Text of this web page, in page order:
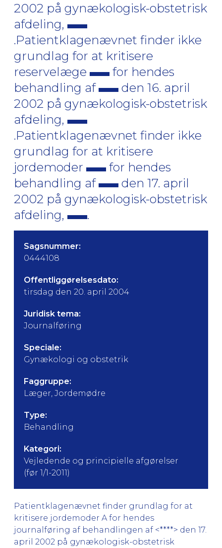
2002 på gynækologisk-obstetrisk
afdeling,
.Patientklagenævnet finder ikke
grundlag for at kritisere
reservelæge
for hendes
behandling af
den 16. april
2002 på gynækologisk-obstetrisk
afdeling,
.Patientklagenævnet finder ikke
grundlag for at kritisere
jordemoder
for hendes
behandling af
den 17. april
2002 på gynækologisk-obstetrisk
afdeling,
.
Sagsnummer:
0444108
Offentliggørelsesdato:
tirsdag den 20. april 2004
Juridisk tema:
Journalføring
Speciale:
Gynækologi og obstetrik
Faggruppe:
Læger, Jordemødre
Type:
Behandling
Kategori:
Vejledende og principielle afgørelser
(før 1/1-2011)
Patientklagenævnet finder grundlag for at
kritisere jordemoder A for hendes
journalføring af behandlingen af <****> den 17.
april 2002 på gynækologisk-obstetrisk